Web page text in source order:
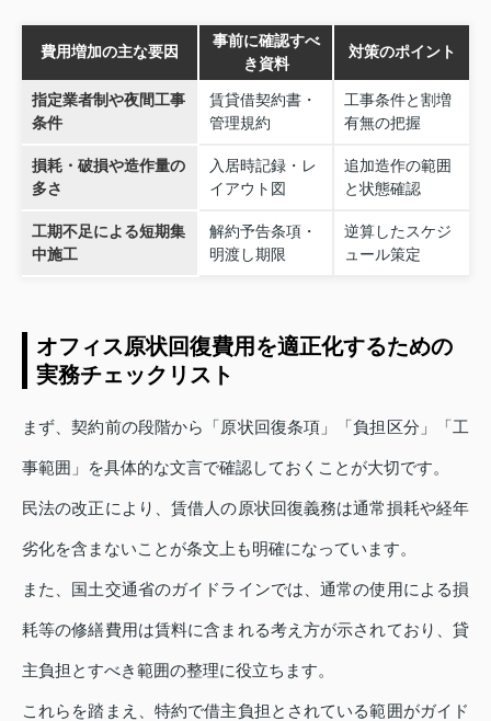
費用増加の主な要因
事前に確認すべ
き資料
対策のポイント
指定業者制や夜間工事
条件
賃貸借契約書・
管理規約
工事条件と割増
有無の把握
損耗・破損や造作量の
多さ
入居時記録・レ
イアウト図
追加造作の範囲
と状態確認
工期不足による短期集
中施工
解約予告条項・
明渡し期限
逆算したスケジ
ュール策定
オフィス原状回復費用を適正化するための
実務チェックリスト
まず、契約前の段階から「原状回復条項」「負担区分」「工
事範囲」を具体的な文言で確認しておくことが大切です。
民法の改正により、賃借人の原状回復義務は通常損耗や経年
劣化を含まないことが条文上も明確になっています。
また、国土交通省のガイドラインでは、通常の使用による損
耗等の修繕費用は賃料に含まれる考え方が示されており、貸
主負担とすべき範囲の整理に役立ちます。
これらを踏まえ、特約で借主負担とされている範囲がガイド